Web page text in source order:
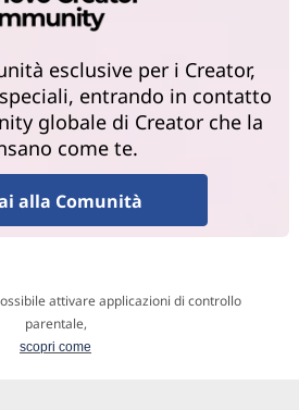
esclusive per i Creator,
entrando in contatto
globale di Creator che la
come te.
alla Comunità
attivare applicazioni di controllo
parentale,
scopri come